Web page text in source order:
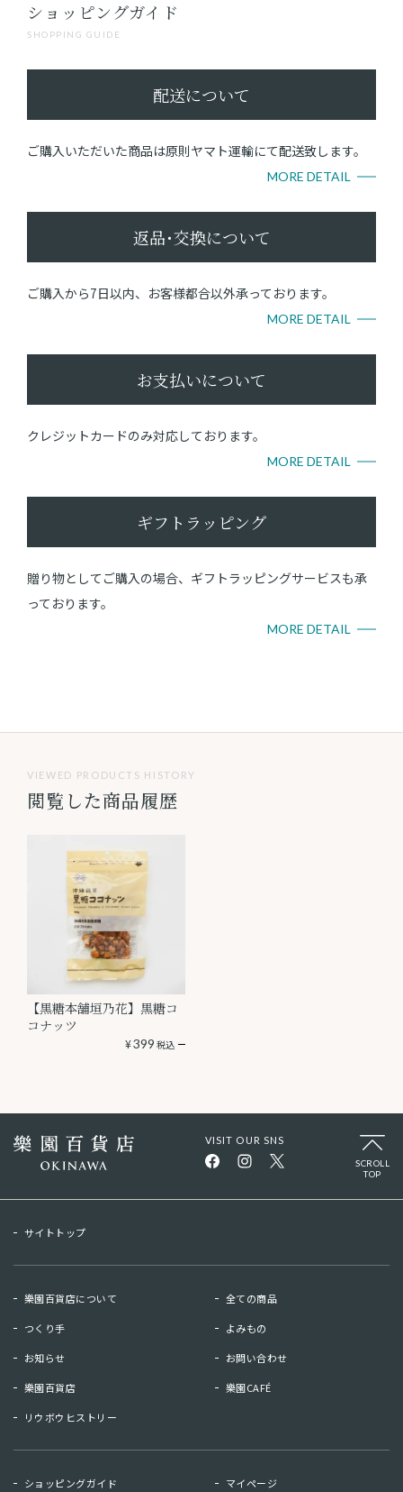
SHOPPING GUIDE
ショッピングガイド
配送について
ご購入いただいた商品は原則ヤマト運輸にて配送致します。
MORE DETAIL
返品･交換について
ご購入から7日以内、お客様都合以外承っております。
MORE DETAIL
お支払いについて
クレジットカードのみ対応しております。
MORE DETAIL
ギフトラッピング
贈り物としてご購入の場合、ギフトラッピングサービスも承
っております。
MORE DETAIL
VIEWED PRODUCTS HISTORY
閲覧した商品履歴
【黒糖本舗垣乃花】黒糖コ
コナッツ
¥399 税込
VISIT OUR SNS
SCROLL
TOP
サイトトップ
樂園百貨店について 全ての商品
つくり手 よみもの
お知らせ お問い合わせ
樂園百貨店 樂園CAFÉ
リウボウヒストリー
ショッピングガイド マイページ